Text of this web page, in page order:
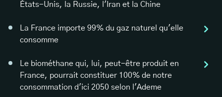
États-Unis, la Russie, l'Iran et la Chine
La France importe 99% du gaz naturel qu'elle
consomme
Le biométhane qui, lui, peut-être produit en
France, pourrait constituer 100% de notre
consommation d'ici 2050 selon l'Ademe